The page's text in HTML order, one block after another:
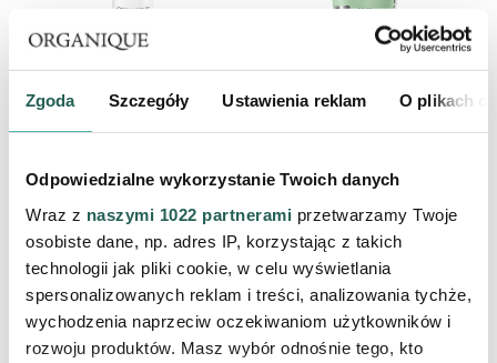
Zgoda Szczegóły Ustawienia reklam O plikach
Odpowiedzialne wykorzystanie Twoich danych
Wraz z naszymi 1022 partnerami przetwarzamy Twoje
osobiste dane, np. adres IP, korzystając z takich
technologii jak pliki cookie, w celu wyświetlania
spersonalizowanych reklam i treści, analizowania tychże,
wychodzenia naprzeciw oczekiwaniom użytkowników i
rozwoju produktów. Masz wybór odnośnie tego, kto
Krem wzmacniający do twarzy
Expert
Terapia Specjalistyczna
119,90 zł
PRODUKT CHWILOWO
NIEDOSTĘPNY
Detoksykująca maska do twarzy
Terapia Pielęgnacyjna
34,90 zł
PRODUKT CHWILOWO
NIEDOSTĘPNY